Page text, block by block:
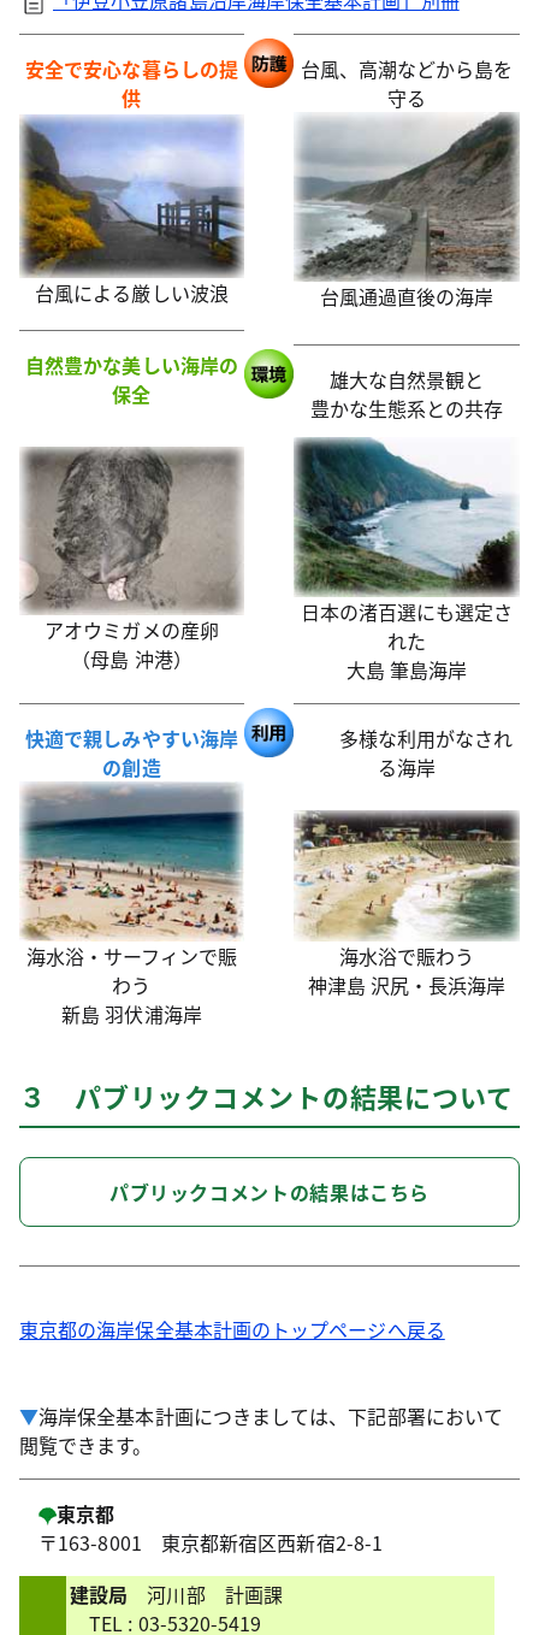
安全で安心な暮らしの提
供
台風、高潮などから島を
守る
台風による厳しい波浪 台風通過直後の海岸
自然豊かな美しい海岸の
保全
雄大な自然景観と
豊かな生態系との共存
アオウミガメの産卵
（母島 沖港）
日本の渚百選にも選定さ
れた
大島 筆島海岸
快適で親しみやすい海岸
の創造
多様な利用がなされ
る海岸
海水浴・サーフィンで賑
わう
新島 羽伏浦海岸
海水浴で賑わう
神津島 沢尻・長浜海岸
３ パブリックコメントの結果について
パブリックコメントの結果はこちら
東京都の海岸保全基本計画のトップページへ戻る
▼海岸保全基本計画につきましては、下記部署において
閲覧できます。
東京都
〒163-8001 東京都新宿区西新宿2-8-1
建設局
河川部 計画課
TEL : 03-5320-5419